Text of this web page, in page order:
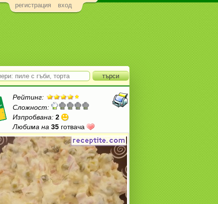
регистрация вход
Рейтинг:
Сложност:
Изпробвана: 2
Любима на 35 готвача